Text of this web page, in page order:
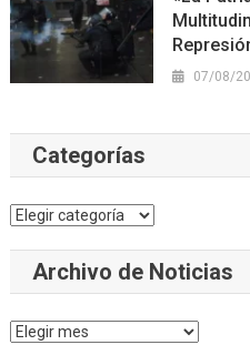
07/08/
Categorías
Categorías
Archivo de Noticias
Archivo